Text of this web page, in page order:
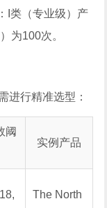
I类（专业级）产
为100次。
进行精准选型：
阈
实例产品
The North